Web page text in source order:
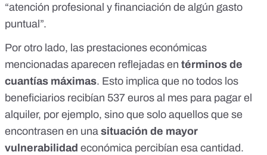
“atención profesional y financiación de algún gasto
puntual”.
Por otro lado, las prestaciones económicas
mencionadas aparecen reflejadas en términos de
cuantías máximas. Esto implica que no todos los
beneficiarios recibían 537 euros al mes para pagar el
alquiler, por ejemplo, sino que solo aquellos que se
encontrasen en una situación de mayor
vulnerabilidad económica percibían esa cantidad.